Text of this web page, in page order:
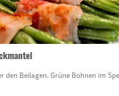
den Beilagen. Grüne Bohnen im